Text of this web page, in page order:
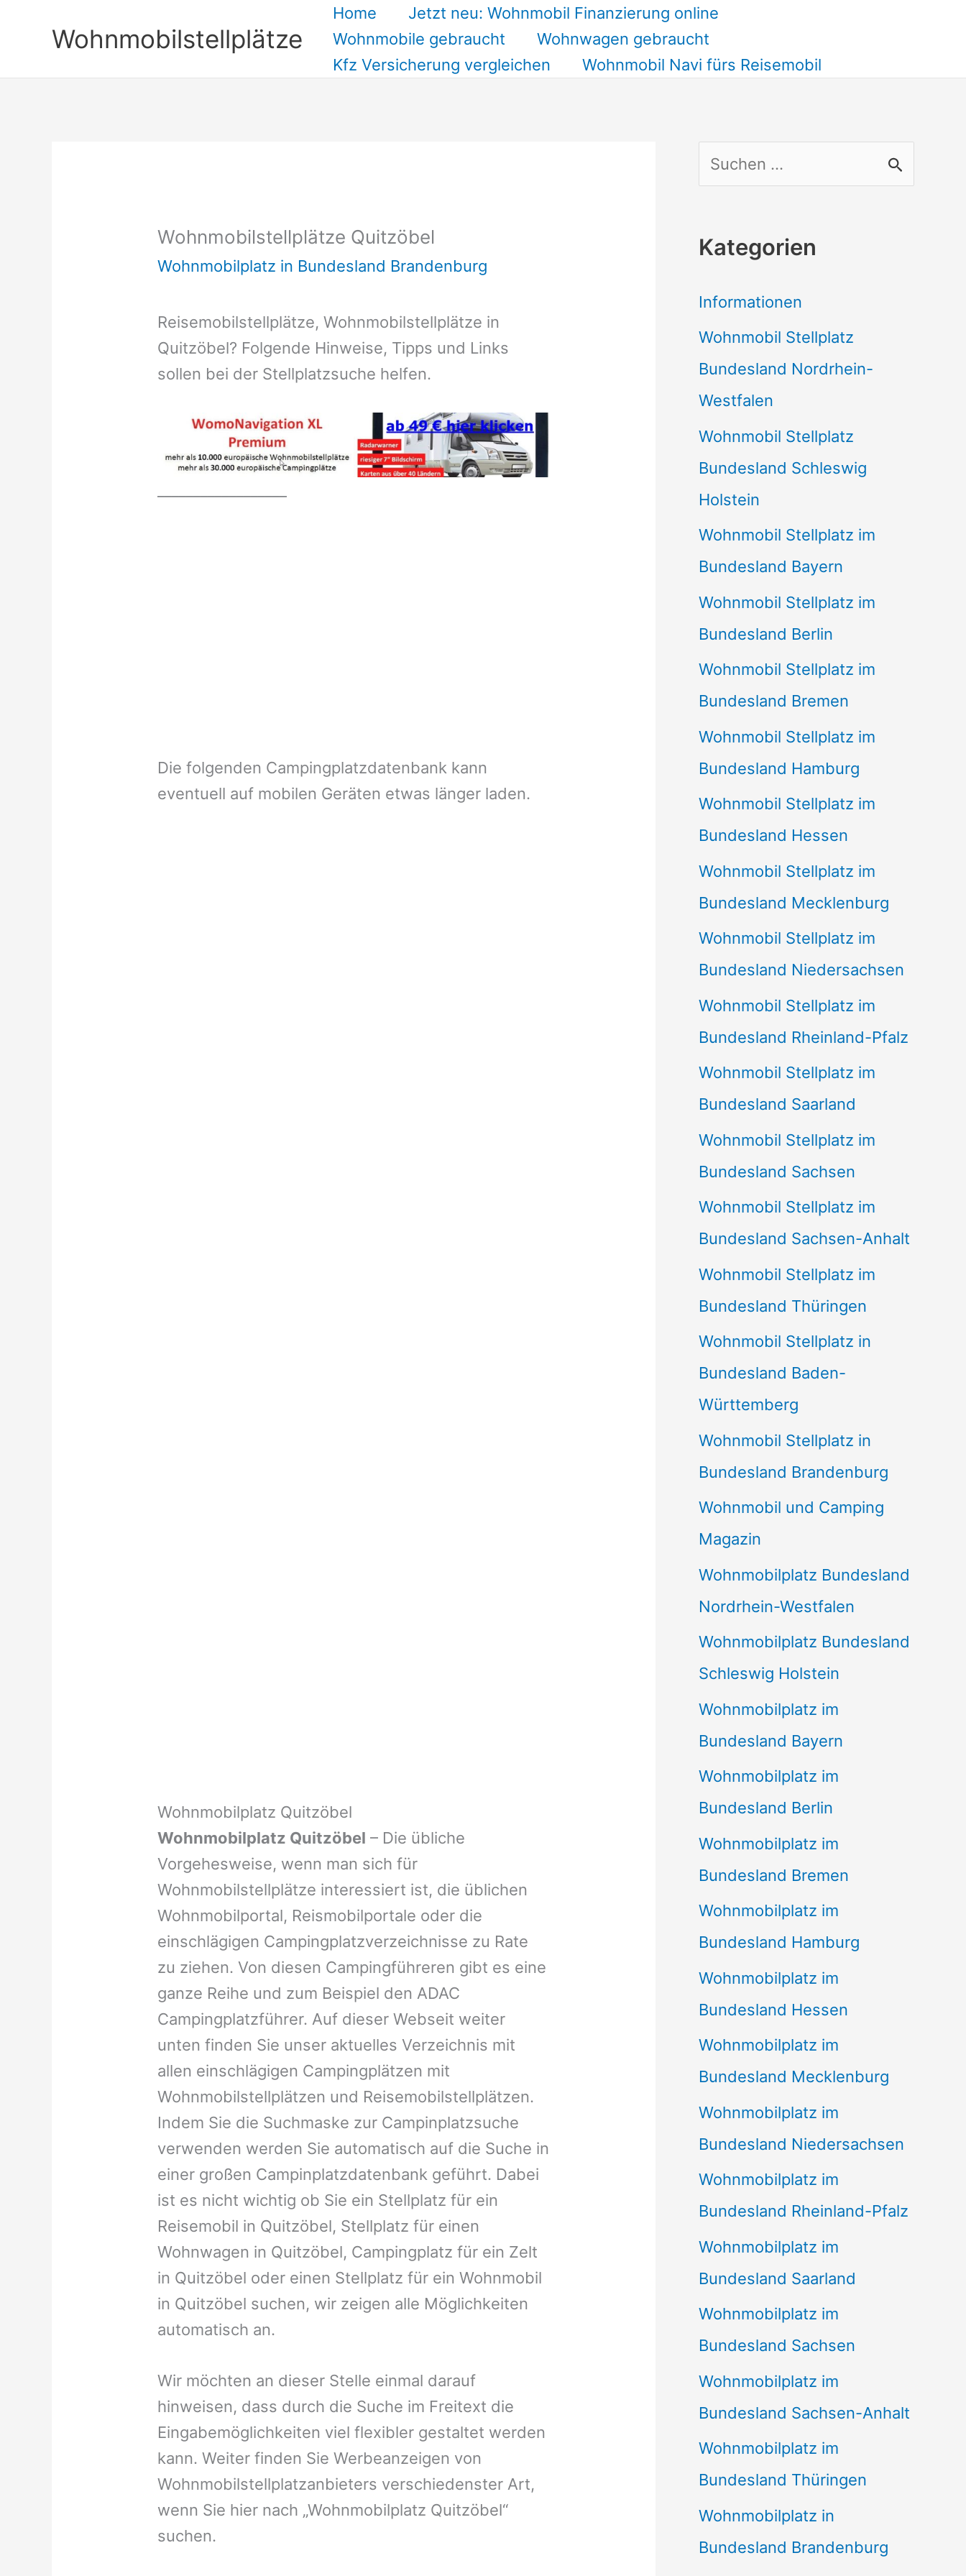
Wohnmobilstellplätze
Home
Jetzt neu: Wohnmobil Finanzierung online
Wohnmobile gebraucht
Wohnwagen gebraucht
Kfz Versicherung vergleichen
Wohnmobil Navi fürs Reisemobil
Wohnmobilstellplätze Quitzöbel
Wohnmobilplatz in Bundesland Brandenburg
Reisemobilstellplätze, Wohnmobilstellplätze in
Quitzöbel? Folgende Hinweise, Tipps und Links
sollen bei der Stellplatzsuche helfen.
Die folgenden Campingplatzdatenbank kann
eventuell auf mobilen Geräten etwas länger laden.
Wohnmobilplatz Quitzöbel
Wohnmobilplatz Quitzöbel – Die übliche
Vorgehesweise, wenn man sich für
Wohnmobilstellplätze interessiert ist, die üblichen
Wohnmobilportal, Reismobilportale oder die
einschlägigen Campingplatzverzeichnisse zu Rate
zu ziehen. Von diesen Campingführeren gibt es eine
ganze Reihe und zum Beispiel den ADAC
Campingplatzführer. Auf dieser Webseit weiter
unten finden Sie unser aktuelles Verzeichnis mit
allen einschlägigen Campingplätzen mit
Wohnmobilstellplätzen und Reisemobilstellplätzen.
Indem Sie die Suchmaske zur Campinplatzsuche
verwenden werden Sie automatisch auf die Suche in
einer großen Campinplatzdatenbank geführt. Dabei
ist es nicht wichtig ob Sie ein Stellplatz für ein
Reisemobil in Quitzöbel, Stellplatz für einen
Wohnwagen in Quitzöbel, Campingplatz für ein Zelt
in Quitzöbel oder einen Stellplatz für ein Wohnmobil
in Quitzöbel suchen, wir zeigen alle Möglichkeiten
automatisch an.
Wir möchten an dieser Stelle einmal darauf
hinweisen, dass durch die Suche im Freitext die
Eingabemöglichkeiten viel flexibler gestaltet werden
kann. Weiter finden Sie Werbeanzeigen von
Wohnmobilstellplatzanbieters verschiedenster Art,
wenn Sie hier nach „Wohnmobilplatz Quitzöbel“
suchen.
u
h
n
a
c
h
:
Kategorien
Informationen
Wohnmobil Stellplatz
Bundesland Nordrhein-
Westfalen
Wohnmobil Stellplatz
Bundesland Schleswig
Holstein
Wohnmobil Stellplatz im
Bundesland Bayern
Wohnmobil Stellplatz im
Bundesland Berlin
Wohnmobil Stellplatz im
Bundesland Bremen
Wohnmobil Stellplatz im
Bundesland Hamburg
Wohnmobil Stellplatz im
Bundesland Hessen
Wohnmobil Stellplatz im
Bundesland Mecklenburg
Wohnmobil Stellplatz im
Bundesland Niedersachsen
Wohnmobil Stellplatz im
Bundesland Rheinland-Pfalz
Wohnmobil Stellplatz im
Bundesland Saarland
Wohnmobil Stellplatz im
Bundesland Sachsen
Wohnmobil Stellplatz im
Bundesland Sachsen-Anhalt
Wohnmobil Stellplatz im
Bundesland Thüringen
Wohnmobil Stellplatz in
Bundesland Baden-
Württemberg
Wohnmobil Stellplatz in
Bundesland Brandenburg
Wohnmobil und Camping
Magazin
Wohnmobilplatz Bundesland
Nordrhein-Westfalen
Wohnmobilplatz Bundesland
Schleswig Holstein
Wohnmobilplatz im
Bundesland Bayern
Wohnmobilplatz im
Bundesland Berlin
Wohnmobilplatz im
Bundesland Bremen
Wohnmobilplatz im
Bundesland Hamburg
Wohnmobilplatz im
Bundesland Hessen
Wohnmobilplatz im
Bundesland Mecklenburg
Wohnmobilplatz im
Bundesland Niedersachsen
Wohnmobilplatz im
Bundesland Rheinland-Pfalz
Wohnmobilplatz im
Bundesland Saarland
Wohnmobilplatz im
Bundesland Sachsen
Wohnmobilplatz im
Bundesland Sachsen-Anhalt
Wohnmobilplatz im
Bundesland Thüringen
Wohnmobilplatz in
Bundesland Brandenburg